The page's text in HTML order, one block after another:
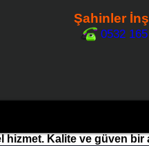
Şahinler
0532
hizmet. Kalite ve güven bir